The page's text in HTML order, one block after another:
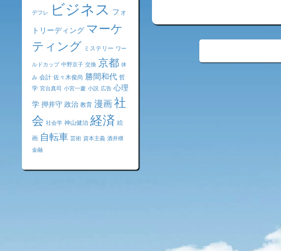
デフレ ビジネス フォ
トリーディング マーケ
ティング ミステリー ワー
ルドカップ 中野京子 交換 京都 休
み 会計 佐々木俊尚 勝間和代 哲
学 宮台真司 小宮一慶 小説 広告 心理
学 押井守 政治 教育 漫画社
会 社会学 神山健治 経済 絵
画 自転車 芸術 資本主義 酒井穣
金融